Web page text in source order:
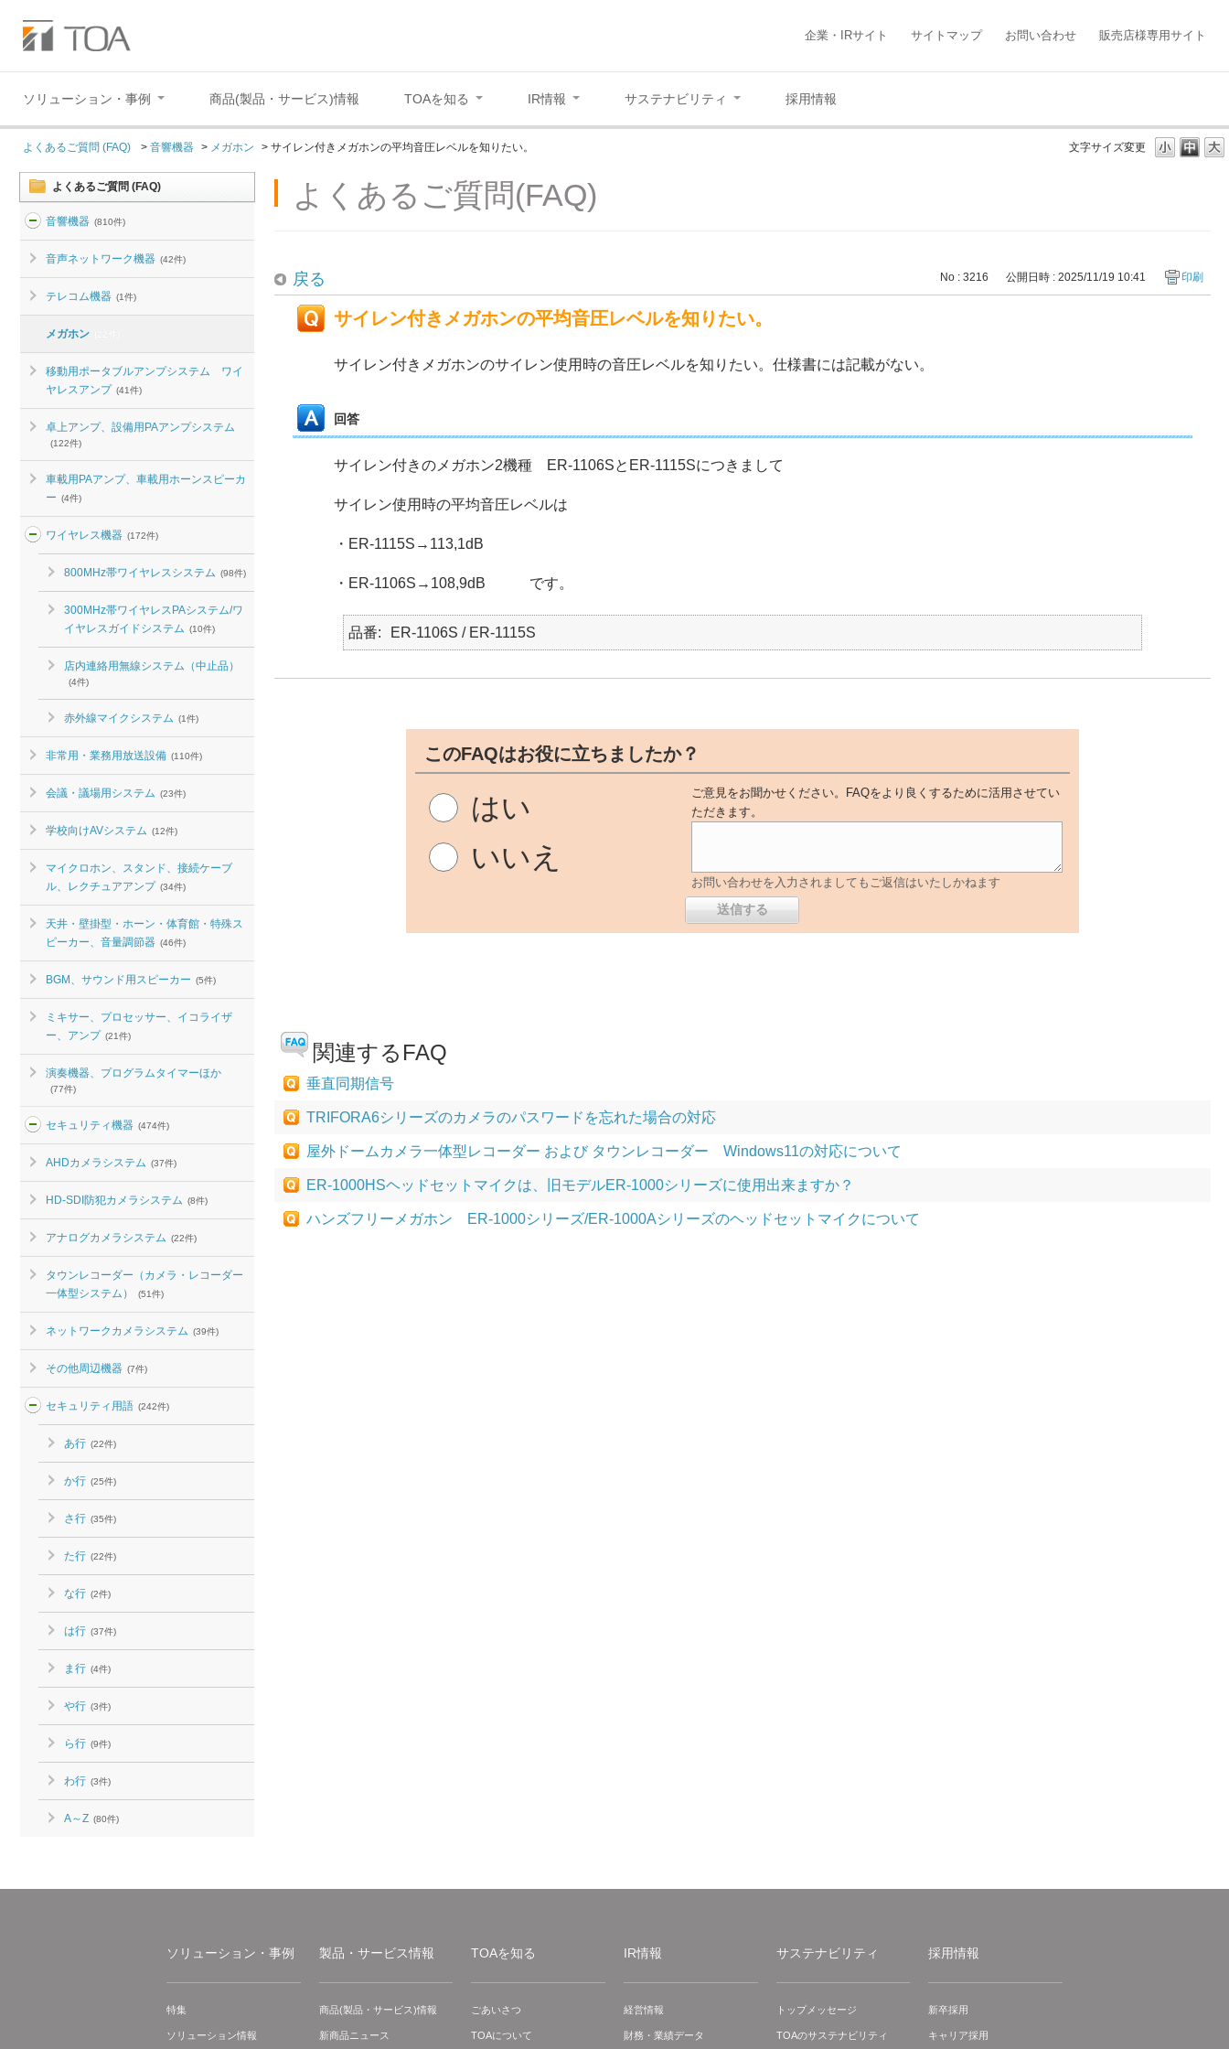
企業・IRサイト サイトマップ お問い合わせ 販売店様専用サイト
ソリューション・事例 商品(製品・サービス)情報 TOAを知る IR情報 サステナビリティ 採用情報
文字サイズ変更
よくあるご質問 (FAQ) > 音響機器 > メガホン > サイレン付きメガホンの平均音圧レベルを知りたい。
よくあるご質問 (FAQ)
音響機器 (810件)
音声ネットワーク機器 (42件)
テレコム機器 (1件)
メガホン
移動用ポータブルアンプシステム ワイ
ヤレスアンプ (41件)
卓上アンプ、設備用PAアンプシステム
(122件)
車載用PAアンプ、車載用ホーンスピーカ
ー (4件)
ワイヤレス機器 (172件)
800MHz帯ワイヤレスシステム (98件)
300MHz帯ワイヤレスPAシステム/ワ
イヤレスガイドシステム (10件)
店内連絡用無線システム（中止品）
(4件)
赤外線マイクシステム (1件)
非常用・業務用放送設備 (110件)
会議・議場用システム (23件)
学校向けAVシステム (12件)
マイクロホン、スタンド、接続ケーブ
ル、レクチュアアンプ (34件)
天井・壁掛型・ホーン・体育館・特殊ス
ピーカー、音量調節器 (46件)
BGM、サウンド用スピーカー (5件)
ミキサー、プロセッサー、イコライザ
ー、アンプ (21件)
演奏機器、プログラムタイマーほか
(77件)
セキュリティ機器 (474件)
AHDカメラシステム (37件)
HD-SDI防犯カメラシステム (8件)
アナログカメラシステム (22件)
タウンレコーダー（カメラ・レコーダー
一体型システム）
(51件)
ネットワークカメラシステム (39件)
その他周辺機器 (7件)
セキュリティ用語 (242件)
あ行 (22件)
か行 (25件)
さ行 (35件)
た行 (22件)
な行 (2件)
は行 (37件)
ま行 (4件)
や行 (3件)
ら行 (9件)
わ行 (3件)
A～Z (80件)
よくあるご質問(FAQ)
戻る No : 3216 公開日時 : 2025/11/19 10:41 印刷
サイレン付きメガホンの平均音圧レベルを知りたい。
サイレン付きメガホンのサイレン使用時の音圧レベルを知りたい。仕様書には記載がない。
回答
サイレン付きのメガホン2機種 ER-1106SとER-1115Sにつきまして
サイレン使用時の平均音圧レベルは
・ER-1115S→113,1dB
・ER-1106S→108,9dB です。
品番 ER-1106S / ER-1115S
このFAQはお役に立ちましたか？
はい
いいえ
ご意見をお聞かせください。FAQをより良くするために活用させてい
ただきます。
お問い合わせを入力されましてもご返信はいたしかねます
関連するFAQ
垂直同期信号
TRIFORA6シリーズのカメラのパスワードを忘れた場合の対応
屋外ドームカメラ一体型レコーダー および タウンレコーダー Windows11の対応について
ER-1000HSヘッドセットマイクは、旧モデルER-1000シリーズに使用出来ますか？
ハンズフリーメガホン ER-1000シリーズ/ER-1000Aシリーズのヘッドセットマイクについて
ソリューション・事例
特集
ソリューション情報
製品・サービス情報
商品(製品・サービス)情報
新商品ニュース
TOAを知る
ごあいさつ
TOAについて
IR情報
経営情報
財務・業績データ
サステナビリティ
トップメッセージ
TOAのサステナビリティ
採用情報
新卒採用
キャリア採用